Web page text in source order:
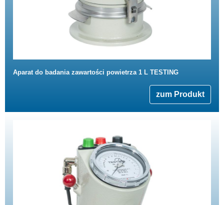
Aparat do badania zawartości powietrza 1 L TESTING
zum Produkt